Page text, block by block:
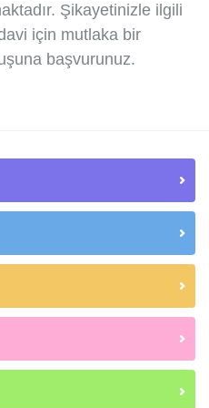
Şikayetinizle ilgili
için mutlaka bir
başvurunuz.